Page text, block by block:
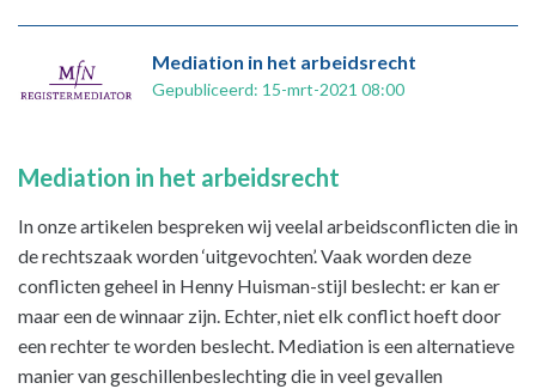
Mediation in het arbeidsrecht
Gepubliceerd: 15-mrt-2021 08:00
Mediation in het arbeidsrecht
In onze artikelen bespreken wij veelal arbeidsconflicten die in
de rechtszaak worden ‘uitgevochten’. Vaak worden deze
conflicten geheel in Henny Huisman-stijl beslecht: er kan er
maar een de winnaar zijn. Echter, niet elk conflict hoeft door
een rechter te worden beslecht. Mediation is een alternatieve
manier van geschillenbeslechting die in veel gevallen